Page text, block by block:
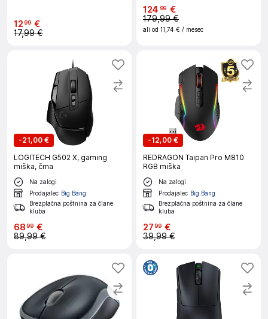
1299 €
17,99 €
124 99 €
179,99 €
ali od 11,74 € / mesec
-21,00 €
LOGITECH G502 X, gaming
miška, črna
Na zalogi
Prodajalec Big Bang
Brezplačna poštnina za člane
kluba
6899 €
89,99 €
-12,00 €
REDRAGON Taipan Pro M810
RGB miška
Na zalogi
Prodajalec Big Bang
Brezplačna poštnina za člane
kluba
2799 €
39,99 €